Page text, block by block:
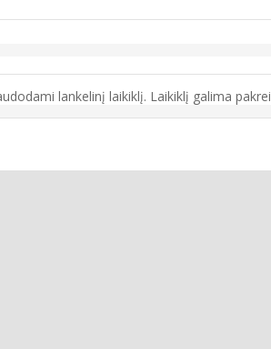
lankelinį laikiklį. Laikiklį galima